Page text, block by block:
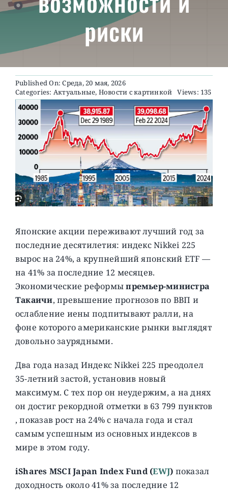
риски
Published On: Среда, 20 мая, 2026
Categories: Актуальные, Новости с картинкой Views: 135
Японские акции переживают лучший год за
последние десятилетия: индекс Nikkei 225
вырос на 24%, а крупнейший японский ETF —
на 41% за последние 12 месяцев.
Экономические реформыпремьер-министра
Такаичи, превышение прогнозов по ВВП и
ослабление иены подпитывают ралли, на
фоне которого американские рынки выглядят
довольно заурядными.
Два года назад Индекс Nikkei 225 преодолел
35-летний застой, установив новый
максимум. С тех пор он неудержим, а на днях
он достиг рекордной отметки в 63 799 пунктов
, показав рост на 24% с начала года и стал
самым успешным из основных индексов в
мире в этом году.
iShares MSCI Japan Index Fund (EWJ) показал
доходность около 41% за последние 12